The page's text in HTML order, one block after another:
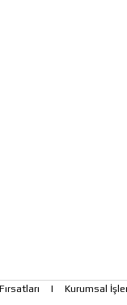
| Kurumsal